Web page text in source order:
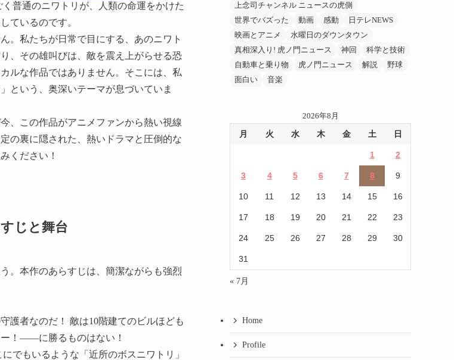
普通のニワトリが、人類の命運をかけた
ているのです。
。私たちが日常で目にする、あのニワト
、その雄叫びは、敵を震え上がらせる恐
ルな作品ではありません。そこには、私
という、奥深いテーマが息づいていま
、この作品がアニメファンから熱い視線
の裏に隠された、熱いドラマと圧倒的な
ください！
じと舞台
。本作のあらすじは、簡潔ながらも強烈
者なのだ！ 敵は10階建てのビルほども
！――に勝るものはない！
でもいるような「近所のボスニワトリ」
上念司チャンネル ニュースの虎側
世界でバズった
動画 感動
日テレNEWS
映画とアニメ
水曜日のダウンタウン
真相深入り! 虎ノ門ニュース
神回
科学と技術
自動車と乗り物
虎ノ門ニュース 解説
野球
面白い
音楽
2026年8月
月 火 水 木 金 土 日
1 2
3 4 5 6 7 8 9
10 11 12 13 14 15 16
17 18 19 20 21 22 23
24 25 26 27 28 29 30
31
« 7月
Home
Profile